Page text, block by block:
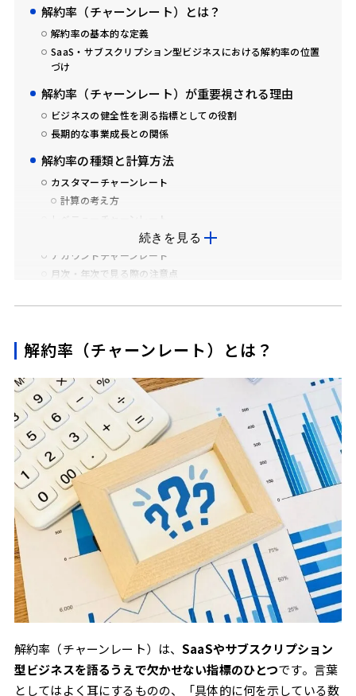
解約率（チャーンレート）とは？
解約率の基本的な定義
SaaS・サブスクリプション型ビジネスにおける解約率の位置
づけ
解約率（チャーンレート）が重要視される理由
ビジネスの健全性を測る指標としての役割
長期的な事業成長との関係
解約率の種類と計算方法
カスタマーチャーンレート
計算の考え方
レベニューチャーンレート
アカウントチャーンレート
月次・年次で見る際の注意点
平均値を参考にする際の注意点
自社の解約率を評価するための考え方
解約率が高くなる主な原因
サービス理解が不十分なまま契約している
期待値と実際の利用体験のギャップ
顧客ニーズの把握不足が生むミスマッチ
チャーンレートを下げる5つの施策
カスタマーサクセスの強化
顧客との継続的な接点を設計する
顧客理解を深めるためのデータ活用
期待値のすり合わせを丁寧に行う
検討段階でのミスマッチを減らす
解約率改善施策をどう組み合わせるべきか
フォーム完了後のIS対応とのつながり
まとめ｜解約率は「契約後」だけでなく「検討段
階」から始まっている
続きを見る
解約率（チャーンレート）とは？
解約率（チャーンレート）は、SaaSやサブスクリプション
型ビジネスを語るうえで欠かせない指標のひとつです。言葉
としてはよく耳にするものの、「具体的に何を示している数